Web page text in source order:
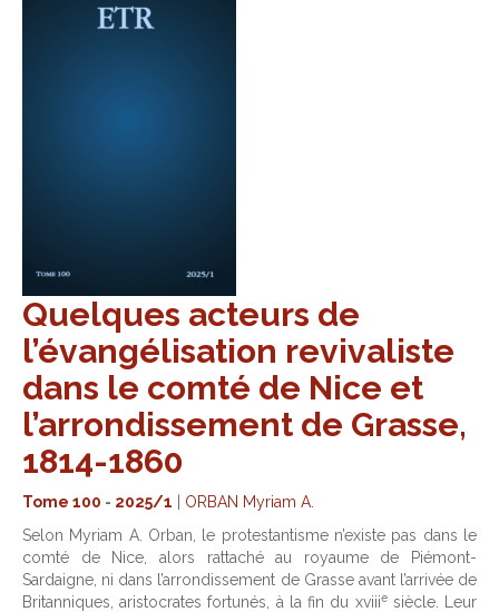
Quelques acteurs de
l’évangélisation revivaliste
dans le comté de Nice et
l’arrondissement de Grasse,
1814-1860
Tome 100 - 2025/1
ORBAN Myriam A.
Selon Myriam A. Orban, le protestantisme n’existe pas dans le
comté de Nice, alors rattaché au royaume de Piémont-
Sardaigne, ni dans l’arrondissement de Grasse avant l’arrivée de
Britanniques, aristocrates fortunés, à la fin du xviiiesiècle. Leur